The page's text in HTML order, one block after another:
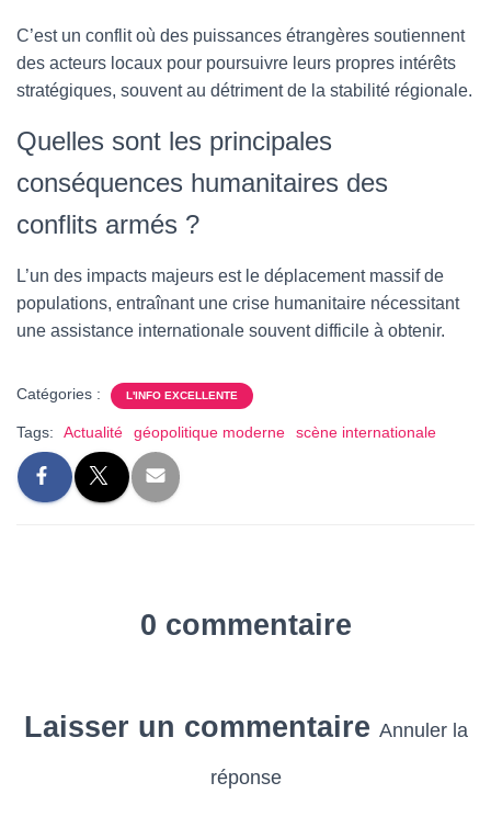
C’est un conflit où des puissances étrangères soutiennent
des acteurs locaux pour poursuivre leurs propres intérêts
stratégiques, souvent au détriment de la stabilité régionale.
Quelles sont les principales
conséquences humanitaires des
conflits armés ?
L’un des impacts majeurs est le déplacement massif de
populations, entraînant une crise humanitaire nécessitant
une assistance internationale souvent difficile à obtenir.
Catégories : L'INFO EXCELLENTE
Tags: Actualité géopolitique moderne scène internationale
0 commentaire
Laisser un commentaire Annuler la
réponse